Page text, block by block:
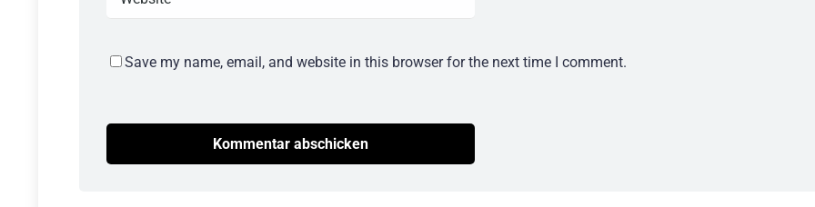
Save my name, email, and website in this browser for the next time I comment.